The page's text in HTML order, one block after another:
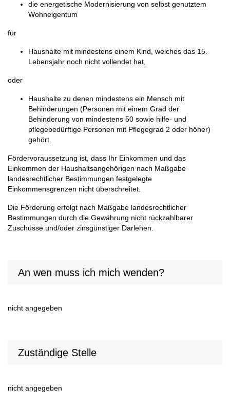
die energetische Modernisierung von selbst genutztem
Wohneigentum
für
Haushalte mit mindestens einem Kind, welches das 15.
Lebensjahr noch nicht vollendet hat,
oder
Haushalte zu denen mindestens ein Mensch mit
Behinderungen (Personen mit einem Grad der
Behinderung von mindestens 50 sowie hilfe- und
pflegebedürftige Personen mit Pflegegrad 2 oder höher)
gehört.
Fördervoraussetzung ist, dass Ihr Einkommen und das
Einkommen der Haushaltsangehörigen nach Maßgabe
landesrechtlicher Bestimmungen festgelegte
Einkommensgrenzen nicht überschreitet.
Die Förderung erfolgt nach Maßgabe landesrechtlicher
Bestimmungen durch die Gewährung nicht rückzahlbarer
Zuschüsse und/oder zinsgünstiger Darlehen.
An wen muss ich mich wenden?
nicht angegeben
Zuständige Stelle
nicht angegeben